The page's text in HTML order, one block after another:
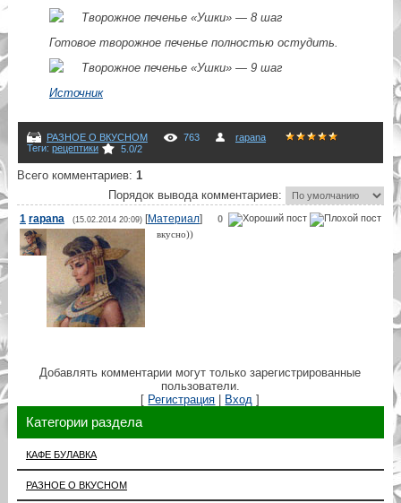
Готовое творожное печенье полностью остудить.
Источник
РАЗНОЕ О ВКУСНОМ 763
rapana
Теги: рецептики 5.0/2
Всего комментариев: 1
Порядок вывода комментариев:
0
1 rapana (15.02.2014 20:09)[Материал]
вкусно))
Добавлять комментарии могут только зарегистрированные
пользователи.
[ Регистрация | Вход ]
Категории раздела
КАФЕ БУЛАВКА
РАЗНОЕ О ВКУСНОМ